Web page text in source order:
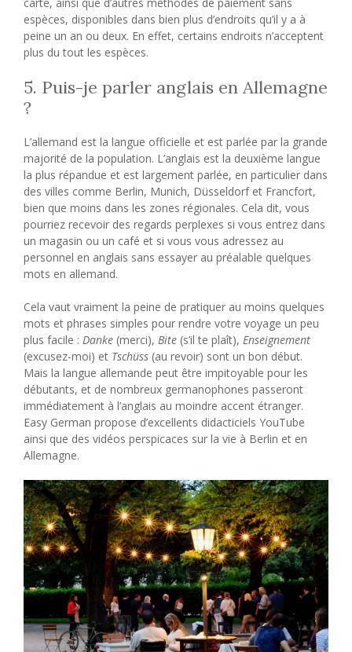
espèces, disponibles dans bien plus d’endroits qu’il y a à
peine un an ou deux. En effet, certains endroits n’acceptent
plus du tout les espèces.
5. Puis-je parler anglais en Allemagne
?
L’allemand est la langue officielle et est parlée par la grande
majorité de la population. L’anglais est la deuxième langue
la plus répandue et est largement parlée, en particulier dans
des villes comme Berlin, Munich, Düsseldorf et Francfort,
bien que moins dans les zones régionales. Cela dit, vous
pourriez recevoir des regards perplexes si vous entrez dans
un magasin ou un café et si vous vous adressez au
personnel en anglais sans essayer au préalable quelques
mots en allemand.
Cela vaut vraiment la peine de pratiquer au moins quelques
mots et phrases simples pour rendre votre voyage un peu
plus facile : Danke (merci), Bite (s’il te plaît), Enseignement
(excusez-moi) et Tschüss (au revoir) sont un bon début.
Mais la langue allemande peut être impitoyable pour les
débutants, et de nombreux germanophones passeront
immédiatement à l’anglais au moindre accent étranger.
Easy German propose d’excellents didacticiels YouTube
ainsi que des vidéos perspicaces sur la vie à Berlin et en
Allemagne.